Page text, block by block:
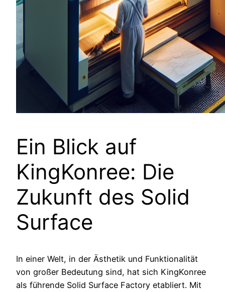
Ein Blick auf
KingKonree: Die
Zukunft des Solid
Surface
In einer Welt, in der Ästhetik und Funktionalität
von großer Bedeutung sind, hat sich KingKonree
als führende Solid Surface Factory etabliert. Mit